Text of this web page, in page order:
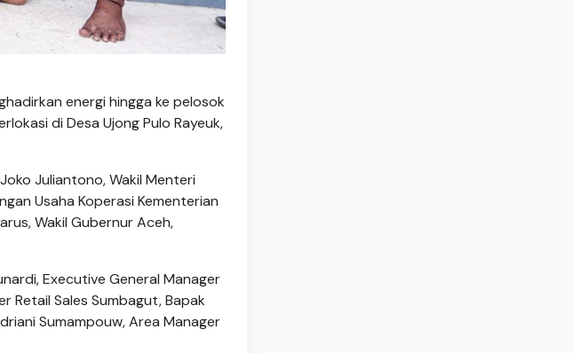
energi hingga ke pelosok
di Desa Ujong Pulo Ra­yeuk,
Juliantono, Wakil Menteri
Usaha Ko­perasi Kementerian
Wakil Gubernur Aceh,
Executive General Manager
Retail Sales Sumbagut, Bapak
Sumampouw, Area Manager